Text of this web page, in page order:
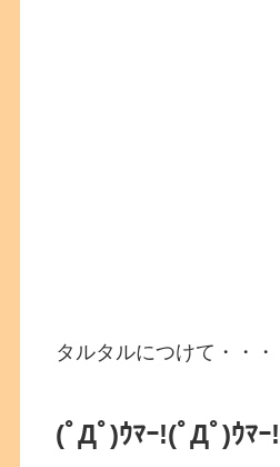
タルタルにつけて・・・
(ﾟДﾟ)ｳﾏｰ!(ﾟДﾟ)ｳﾏｰ!